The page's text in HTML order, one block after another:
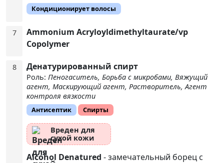
Кондиционирует волосы
7
Ammonium Acryloyldimethyltaurate/​vp
Copolymer
8 Денатурированный спирт
Роль: Пеногаситель, Борьба с микробами, Вяжущий
агент, Маскирующий агент, Растворитель, Агент
контроля вязкости
Антисептик Спирты
Вреден для
сухой кожи
Alcohol Denatured - замечательный борец с